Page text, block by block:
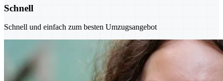
Schnell
Schnell und einfach zum besten Umzugsangebot